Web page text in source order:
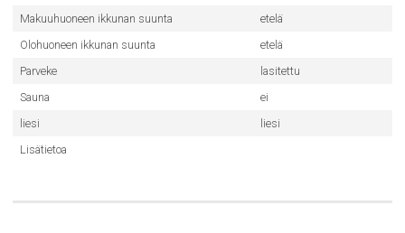
Makuuhuoneen ikkunan suunta
etelä
Olohuoneen ikkunan suunta
etelä
Parveke
lasitettu
Sauna
ei
liesi
liesi
Lisätietoa